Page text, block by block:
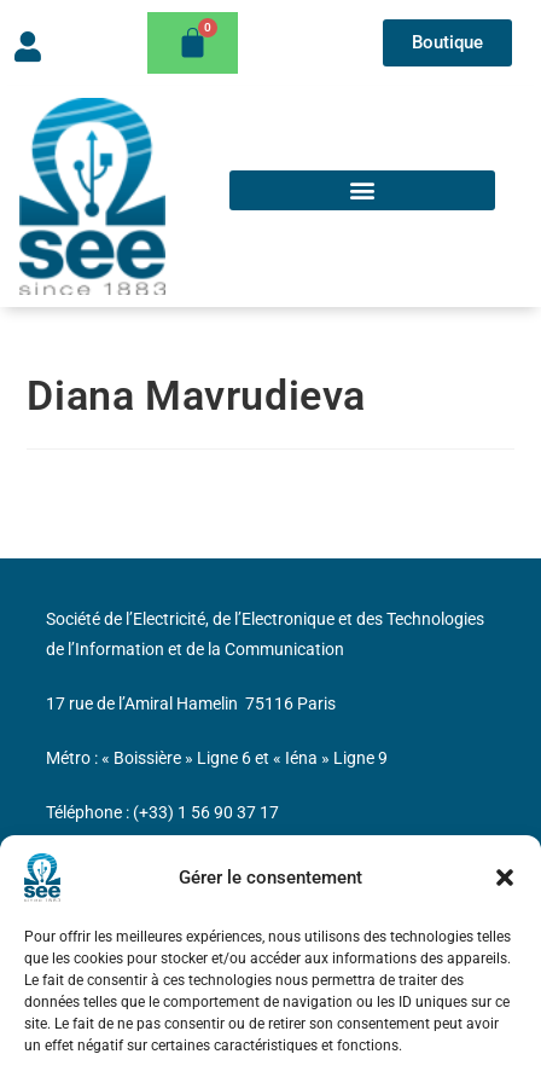
Gérer le consentement
Pour offrir les meilleures expériences, nous utilisons des technologies telles
que les cookies pour stocker et/ou accéder aux informations des appareils.
Le fait de consentir à ces technologies nous permettra de traiter des
données telles que le comportement de navigation ou les ID uniques sur ce
site. Le fait de ne pas consentir ou de retirer son consentement peut avoir
un effet négatif sur certaines caractéristiques et fonctions.
Boutique
Diana Mavrudieva
Bicentenaire des découvertes d’André-
Marie Ampère
Mentions légales
Société de l’Electricité, de l’Electronique et des Technologies
de l’Information et de la Communication
17 rue de l’Amiral Hamelin 75116 Paris
Métro : « Boissière » Ligne 6 et « Iéna » Ligne 9
Téléphone : (+33) 1 56 90 37 17
N° de SIREN : 785 393 232, Code APE : 9412Z TVA intra-
communautaire : FR44 785 393 232